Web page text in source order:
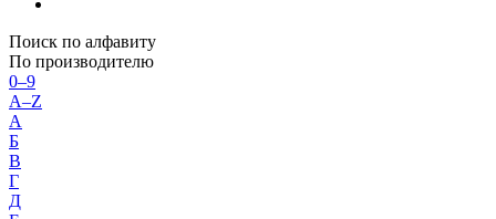
Поиск по алфавиту
По производителю
0–9
A–Z
А
Б
В
Г
Д